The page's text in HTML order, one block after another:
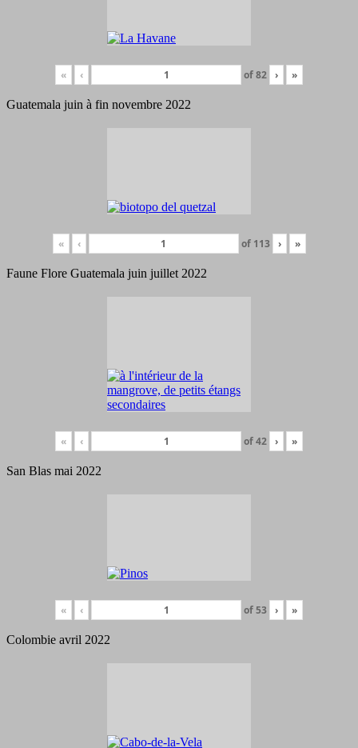
« ‹ of82 › »
Guatemala juin à fin novembre 2022
« ‹ of 113 › »
Faune Flore Guatemala juin juillet 2022
« ‹ of42 › »
San Blas mai 2022
« ‹ of53 › »
Colombie avril 2022